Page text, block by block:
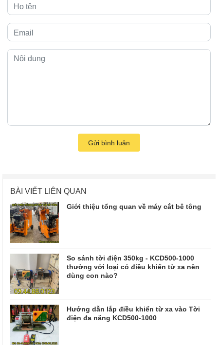
Gửi bình luận
BÀI VIẾT LIÊN QUAN
Giới thiệu tổng quan về máy cắt bê tông
So sánh tời điện 350kg - KCD500-1000
thường với loại có điều khiển từ xa nên
dùng con nào?
Hướng dẫn lắp điều khiển từ xa vào Tời
điện đa năng KCD500-1000